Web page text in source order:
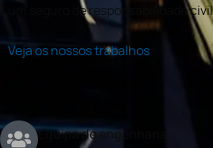
um seguro de responsabilidade
Veja os nossos trabalhos
Equipa de engenharia